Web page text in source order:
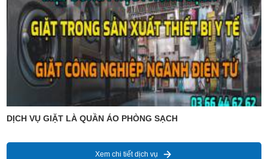
DỊCH VỤ GIẶT LÀ QUẦN ÁO PHÒNG SẠCH
Xem chi tiết dịch vụ